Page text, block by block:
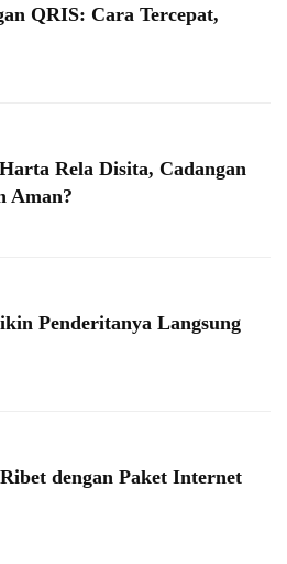
QRIS: Cara Tercepat,
Rela Disita, Cadangan
Aman?
Penderitanya Langsung
dengan Paket Internet